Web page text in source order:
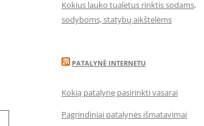
Kokius lauko tualetus rinktis sodams,
sodyboms, statybų aikštelėms
PATALYNĖ INTERNETU
Kokią patalynę pasirinkti vasarai
Pagrindiniai patalynės išmatavimai